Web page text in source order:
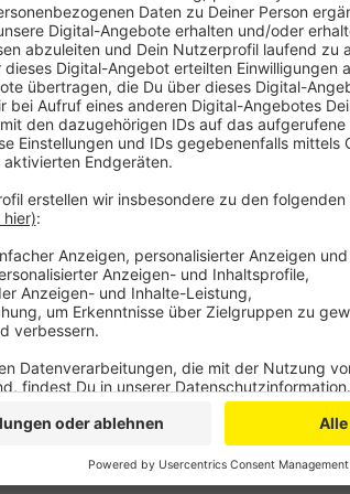
Die Essener sind in dieser Saison
viel Selbstvertrauen auf. Das fehlt
Nehrbauer auf eine
Stadion an der Hafenstraße ist um
SD